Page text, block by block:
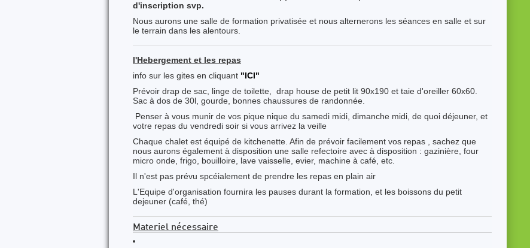
d'inscription svp.
Nous aurons une salle de formation privatisée et nous alternerons les séances en salle et sur
le terrain dans les alentours.
l'Hebergement et les repas
info sur les gites en cliquant "ICI"
Prévoir drap de sac, linge de toilette, drap house de petit lit 90x190 et taie d'oreiller 60x60.
Sac à dos de 30l, gourde, bonnes chaussures de randonnée.
Penser à vous munir de vos pique nique du samedi midi, dimanche midi, de quoi déjeuner, et
votre repas du vendredi soir si vous arrivez la veille
Chaque chalet est équipé de kitchenette. Afin de prévoir facilement vos repas , sachez que
nous aurons également à disposition une salle refectoire avec à disposition : gazinière, four
micro onde, frigo, bouilloire, lave vaisselle, evier, machine à café, etc.
Il n'est pas prévu spcéialement de prendre les repas en plain air
L'Equipe d'organisation fournira les pauses durant la formation, et les boissons du petit
dejeuner (café, thé)
Materiel nécessaire